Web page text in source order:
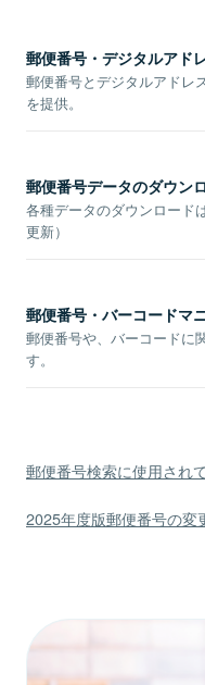
郵便番号・デジタルアド
郵便番号とデジタルアドレ
を提供。
郵便番号データのダウン
各種データのダウンロード
更新）
郵便番号・バーコードマ
郵便番号や、バーコードに
す。
郵便番号検索に使用され
2025年度版郵便番号の変